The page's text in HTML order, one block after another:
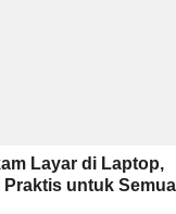
Layar di Laptop,
Praktis untuk Semua